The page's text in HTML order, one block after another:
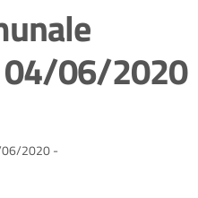
06/2020
06/2020 -